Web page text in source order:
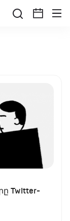
Twitter-